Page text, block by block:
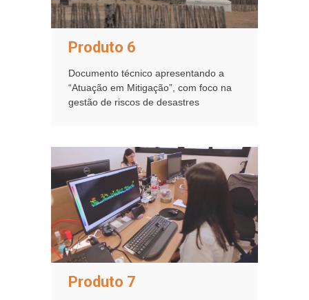
Produto 6
Documento técnico apresentando a
“Atuação em Mitigação”, com foco na
gestão de riscos de desastres
Produto 7